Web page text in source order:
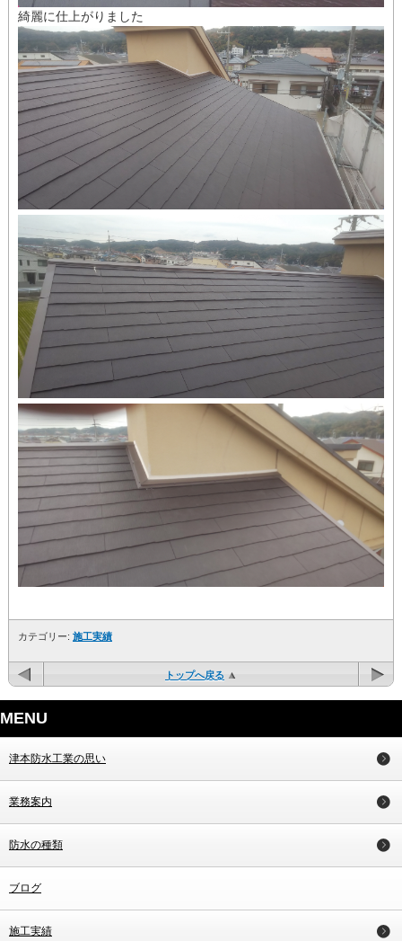
綺麗に仕上がりました
カテゴリー: 施工実績
トップへ戻る
MENU
津本防水工業の思い
業務案内
防水の種類
ブログ
施工実績